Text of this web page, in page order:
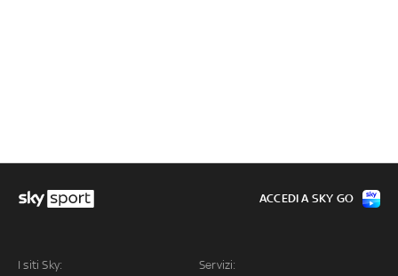
I siti Sky: Servizi:
ACCEDI A SKY GO